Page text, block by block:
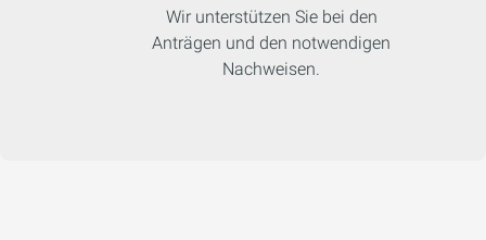
Wir unterstützen Sie bei den
Anträgen und den notwendigen
Nachweisen.